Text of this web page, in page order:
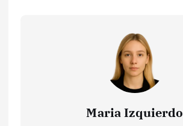
Maria Izquierdo